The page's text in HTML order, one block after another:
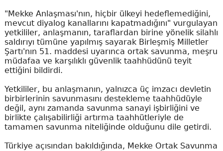
"Mekke Anlaşması'nın, hiçbir ülkeyi hedeflemediğini,
mevcut diyalog kanallarını kapatmadığını" vurgulayan
yetkililer, anlaşmanın, taraflardan birine yönelik silahlı
saldırıyı tümüne yapılmış sayarak Birleşmiş Milletler
Şartı'nın 51. maddesi uyarınca ortak savunma, meşru
müdafaa ve karşılıklı güvenlik taahhüdünü teyit
ettiğini bildirdi.
Yetkililer, bu anlaşmanın, yalnızca üç imzacı devletin
birbirlerinin savunmasını destekleme taahhüdüyle
değil, aynı zamanda savunma sanayi işbirliğini ve
birlikte çalışabilirliği artırma taahhütleriyle de
tamamen savunma niteliğinde olduğunu dile getirdi.
Türkiye açısından bakıldığında, Mekke Ortak Savunma